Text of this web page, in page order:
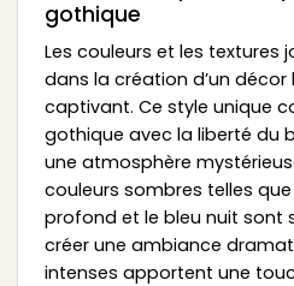
gothique
Les couleurs et les textures
dans la création d’un
captivant. Ce style unique
gothique avec la liberté du
une atmosphère
couleurs sombres telles
profond et le bleu nuit sont
créer une ambiance
intenses apportent une